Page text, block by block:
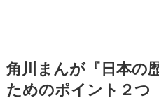
角川まんが『日本の
ためのポイント２つ